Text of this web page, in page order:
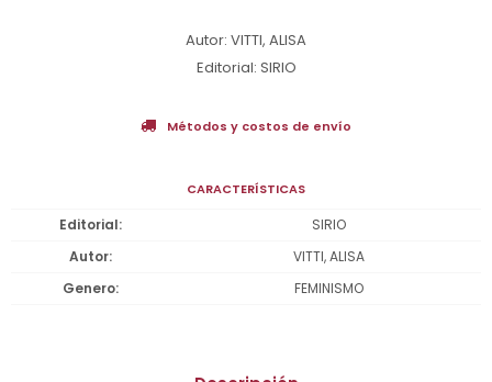
Autor: VITTI, ALISA
Editorial: SIRIO
Métodos y costos de envío
CARACTERÍSTICAS
Editorial
SIRIO
Autor
VITTI, ALISA
Genero
FEMINISMO